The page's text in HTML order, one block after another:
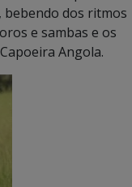
bebendo dos ritmos
e sambas e os
Angola.